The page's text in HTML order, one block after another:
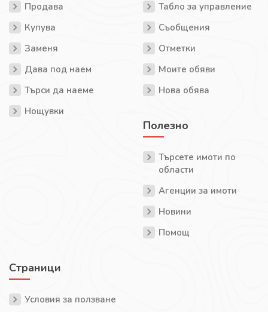
Продава
Купува
Заменя
Дава под наем
Търси да наеме
Нощувки
Табло за управление
Съобщения
Отметки
Моите обяви
Нова обява
Полезно
Търсете имоти по
области
Агенции за имоти
Новини
Помощ
Страници
Условия за ползване